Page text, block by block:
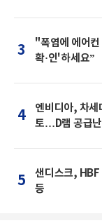
3
"폭염에 에어
확·인'하세요”
4
엔비디아, 차세
토…D램 공급난
5
샌디스크, HBF
등